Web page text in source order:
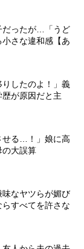
だったが…「うど
さな違和感【あ
りしたのよ！」義
が原因だと主
せる…！」娘に高
の大誤算
なヤツらが媚び
すべてを許さな